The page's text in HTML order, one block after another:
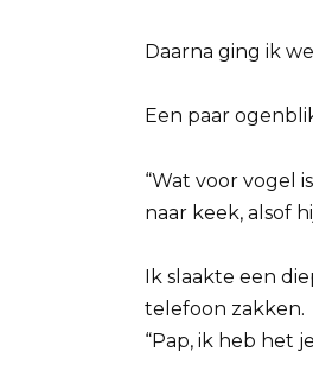
Daarna ging ik
Een paar
“Wat voor vogel
naar keek, alsof
Ik slaakte een
telefoon zakken.
“Pap, ik heb het